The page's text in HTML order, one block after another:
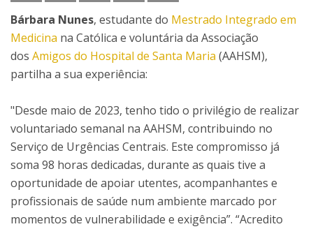
Bárbara Nunes, estudante do Mestrado Integrado em
Medicina na Católica e voluntária da Associação
dos Amigos do Hospital de Santa Maria (AAHSM),
partilha a sua experiência:
"Desde maio de 2023, tenho tido o privilégio de realizar
voluntariado semanal na AAHSM, contribuindo no
Serviço de Urgências Centrais. Este compromisso já
soma 98 horas dedicadas, durante as quais tive a
oportunidade de apoiar utentes, acompanhantes e
profissionais de saúde num ambiente marcado por
momentos de vulnerabilidade e exigência”. “Acredito